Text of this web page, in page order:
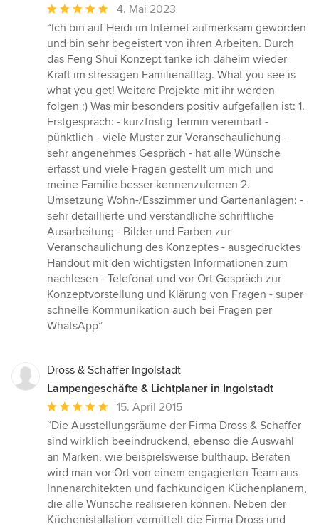
Durchschnittliche
Bewertung:
5
von
5
Sternen
4. Mai 2023
“Ich bin auf Heidi im Internet aufmerksam geworden
und bin sehr begeistert von ihren Arbeiten. Durch
das Feng Shui Konzept tanke ich daheim wieder
Kraft im stressigen Familienalltag. What you see is
what you get! Weitere Projekte mit ihr werden
folgen :) Was mir besonders positiv aufgefallen ist: 1.
Erstgespräch: - kurzfristig Termin vereinbart -
pünktlich - viele Muster zur Veranschaulichung -
sehr angenehmes Gespräch - hat alle Wünsche
erfasst und viele Fragen gestellt um mich und
meine Familie besser kennenzulernen 2.
Umsetzung Wohn-/Esszimmer und Gartenanlagen: -
sehr detaillierte und verständliche schriftliche
Ausarbeitung - Bilder und Farben zur
Veranschaulichung des Konzeptes - ausgedrucktes
Handout mit den wichtigsten Informationen zum
nachlesen - Telefonat und vor Ort Gespräch zur
Konzeptvorstellung und Klärung von Fragen - super
schnelle Kommunikation auch bei Fragen per
WhatsApp”
Dross & Schaffer Ingolstadt
Lampengeschäfte & Lichtplaner in Ingolstadt
Durchschnittliche
Bewertung:
5
von
5
Sternen
15. April 2015
“Die Ausstellungsräume der Firma Dross & Schaffer
sind wirklich beeindruckend, ebenso die Auswahl
an Marken, wie beispielsweise bulthaup. Beraten
wird man vor Ort von einem engagierten Team aus
Innenarchitekten und fachkundigen Küchenplanern,
die alle Wünsche realisieren können. Neben der
Küchenistallation vermittelt die Firma Dross und